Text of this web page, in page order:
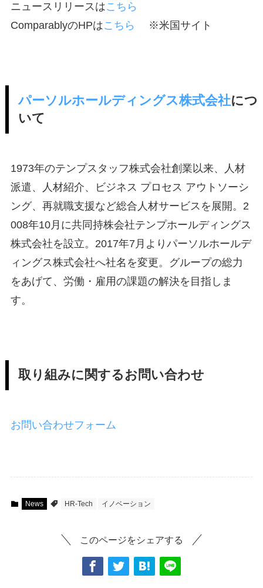
ニュースリリースはこちら
ComparablyのHPはこちら ※米国サイト
パーソルホールディングス株式会社につ
いて
1973年のテンプスタッフ株式会社創業以来、人材
派遣、人材紹介、ビジネス プロセス アウトソーシ
ング、再就職支援など総合人材サービスを展開。2
008年10月に共同持株会社テンプホールディングス
株式会社を設立。2017年7月よりパーソルホールデ
ィングス株式会社へ社名を変更。グループの総力
をあげて、労働・雇用の課題の解決を目指しま
す。
取り組みに関するお問い合わせ
お問い合わせフォーム
News HR-Tech イノベーション
このページをシェアする